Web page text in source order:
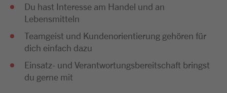
Du hast Interesse am Handel und an
Lebensmitteln
Teamgeist und Kundenorientierung gehören für
dich einfach dazu
Einsatz- und Verantwortungsbereitschaft bringst
du gerne mit